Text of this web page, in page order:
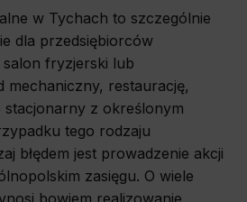
w Tychach to szczególnie
dla przedsiębiorców
fryzjerski lub
mechaniczny, restaurację,
stacjonarny z określonym
tego rodzaju
błędem jest prowadzenie akcji
zasięgu. O wiele
bowiem realizowanie